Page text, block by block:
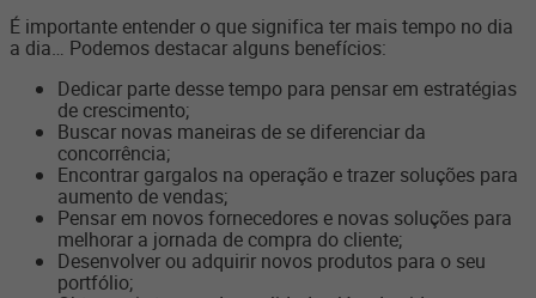
É importante entender o que significa ter mais tempo no dia
a dia… Podemos destacar alguns benefícios:
Dedicar parte desse tempo para pensar em estratégias
de crescimento;
Buscar novas maneiras de se diferenciar da
concorrência;
Encontrar gargalos na operação e trazer soluções para
aumento de vendas;
Pensar em novos fornecedores e novas soluções para
melhorar a jornada de compra do cliente;
Desenvolver ou adquirir novos produtos para o seu
portfólio;